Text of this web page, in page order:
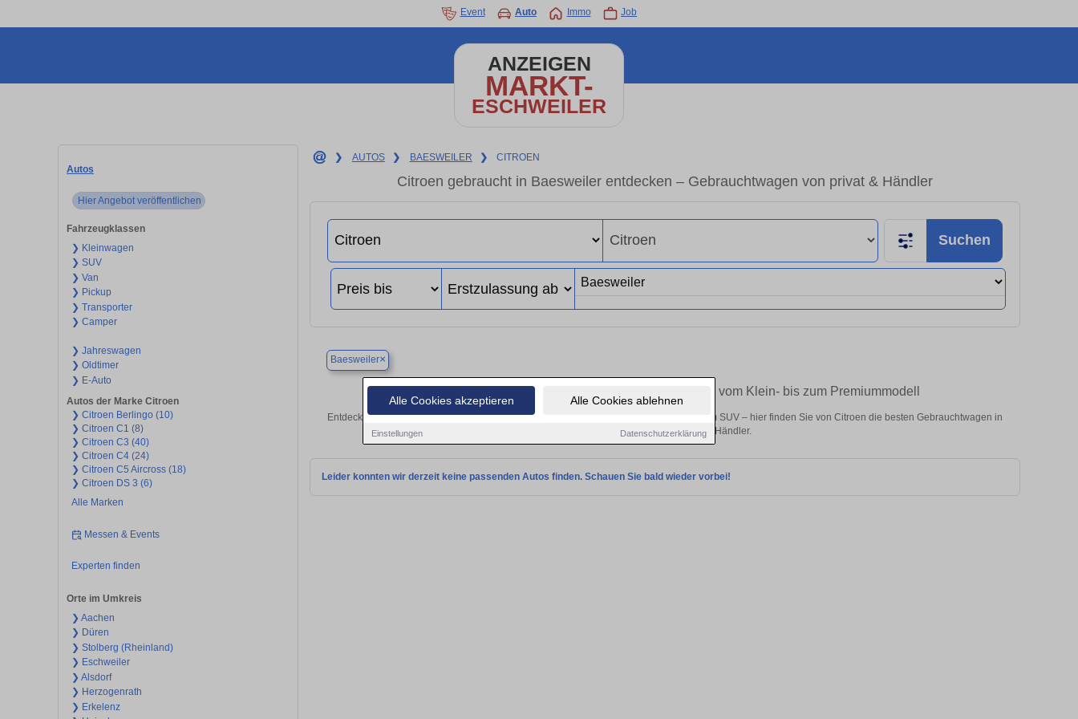
Alle Cookies akzeptieren Alle Cookies ablehnen
Einstellungen Datenschutzerklärung
Event Auto Immo Job
ANZEIGEN
MARKT-
ESCHWEILER
Autos
Hier Angebot veröffentlichen
Fahrzeugklassen
❯ Kleinwagen
❯ SUV
❯ Van
❯ Pickup
❯ Transporter
❯ Camper
❯ Jahreswagen
❯ Oldtimer
❯ E-Auto
Autos der Marke Citroen
❯ Citroen Berlingo (10)
❯ Citroen C1 (8)
❯ Citroen C3 (40)
❯ Citroen C4 (24)
❯ Citroen C5 Aircross (18)
❯ Citroen DS 3 (6)
Alle Marken
Messen & Events
Experten finden
Orte im Umkreis
❯ Aachen
❯ Düren
❯ Stolberg (Rheinland)
❯ Eschweiler
❯ Alsdorf
❯ Herzogenrath
❯ Erkelenz
❯ AUTOS ❯ BAESWEILER ❯ CITROEN
Citroen gebraucht in Baesweiler entdecken – Gebrauchtwagen von privat & Händler
Suchen
Baesweiler×
Finden Sie in Baesweiler Ihren gebrauchten Citroen – vom Klein- bis zum Premiummodell
Entdecken Sie in Baesweiler gebrauchte Citroen Fahrzeuge. Von Kleinwagen bis hin zum SUV – hier finden Sie von Citroen die besten Gebrauchtwagen in
Baesweiler von privat und vom Händler.
Leider konnten wir derzeit keine passenden Autos finden. Schauen Sie bald wieder vorbei!